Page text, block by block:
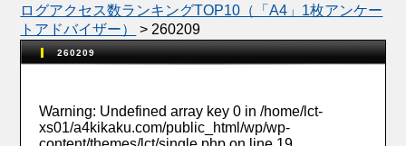
ログアクセス数ランキングTOP10（「A4」1枚アンケー
トアドバイザー）
> 260209
260209
Warning: Undefined array key 0 in/home/lct-
xs01/a4kikaku.com/public_html/wp/wp-